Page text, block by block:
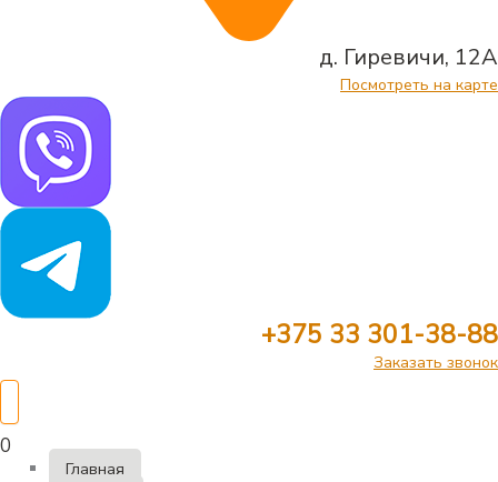
д. Гиревичи, 12А
Посмотреть на карте
+375 33 301-38-88
Заказать звонок
0
Главная